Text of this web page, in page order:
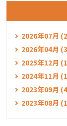
2026年07月
2026年04月
2025年12月
2024年11月
2023年09月
2023年08月